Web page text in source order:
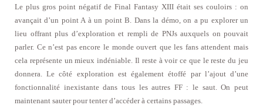
Le plus gros point négatif de Final Fantasy XIII était ses couloirs : on
avançait d’un point A à un point B. Dans la démo, on a pu explorer un
lieu offrant plus d’exploration et rempli de PNJs auxquels on pouvait
parler. Ce n’est pas encore le monde ouvert que les fans attendent mais
cela représente un mieux indéniable. Il reste à voir ce que le reste du jeu
donnera. Le côté exploration est également étoffé par l’ajout d’une
fonctionnalité inexistante dans tous les autres FF : le saut. On peut
maintenant sauter pour tenter d’accéder à certains passages.